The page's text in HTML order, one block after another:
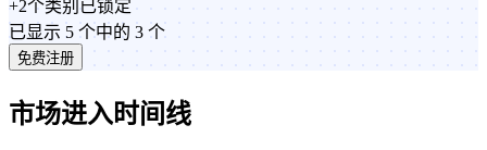
+2个类别 已锁定
已显示 5 个中的 3 个
免费注册
市场进入时间线